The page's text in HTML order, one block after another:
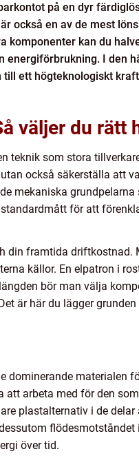
på en dyr
också en av de mest
komponenter kan du
I den
ett högteknologiskt
väljer du rätt
teknik som stora
också säkerställa att
mekaniska
för att
din framtida driftkostnad.
källor. En elpatron i
bör man välja
är här du lägger
materialen
arbeta med för den
plastalternativ i de
över tid.